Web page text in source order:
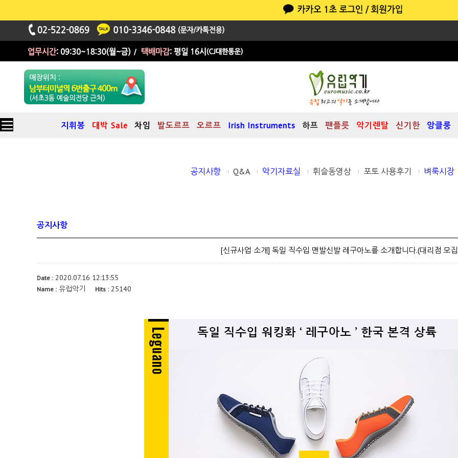
지휘봉 대박 Sale 차임 발도르프 오르프 Irish Instruments 하프 팬플릇 악기렌탈 신기한 앙클룽
공지사항 Q&A 악기자료실 휘슬동영상 포토 사용후기 벼룩시장
공지사항
[신규사업 소개] 독일 직수입 맨발신발 레구아노를 소개합니다.(대리점 모
Date : 2020.07.16 12:13:55
Name : 유럽악기 Hits : 25140